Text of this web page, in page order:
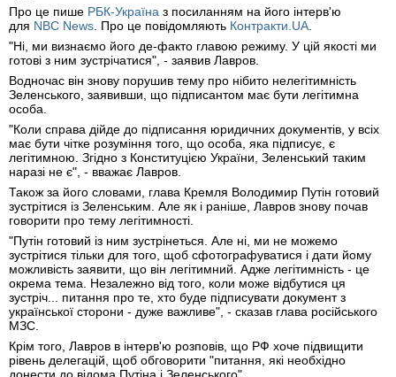
Про це пише РБК-Україна з посиланням на його інтерв'ю
для NBC News . Про це повідомляють Контракти.UA
"Ні, ми визнаємо його де-факто главою режиму. У цій якості ми
готові з ним зустрічатися", - заявив Лавров.
Водночас він знову порушив тему про нібито нелегітимність
Зеленського, заявивши, що підписантом має бути легітимна
особа.
"Коли справа дійде до підписання юридичних документів, у всіх
має бути чітке розуміння того, що особа, яка підписує, є
легітимною. Згідно з Конституцією України, Зеленський таким
наразі не є", - вважає Лавров.
Також за його словами, глава Кремля Володимир Путін готовий
зустрітися із Зеленським. Але як і раніше, Лавров знову почав
говорити про тему легітимності.
"Путін готовий із ним зустрінеться. Але ні, ми не можемо
зустрітися тільки для того, щоб сфотографуватися і дати йому
можливість заявити, що він легітимний. Адже легітимність - це
окрема тема. Незалежно від того, коли може відбутися ця
зустріч... питання про те, хто буде підписувати документ з
української сторони - дуже важливе", - сказав глава російського
МЗС.
Крім того, Лавров в інтерв'ю розповів, що РФ хоче підвищити
рівень делегацій, щоб обговорити "питання, які необхідно